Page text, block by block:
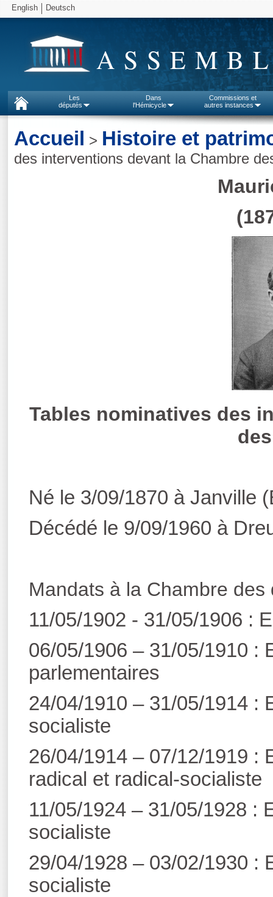
English Deutsch
Les
députés
Dans
l'Hémicycle
Commissions et
autres instances
Accueil > Histoire et
des interventions devant la Chambre
Tables nominatives des
Né le 3/09/1870 à Janville
Décédé le 9/09/1960 à
Mandats à la Chambre des
11/05/1902 - 31/05/1906 :
06/05/1906 – 31/05/1910 :
parlementaires
24/04/1910 – 31/05/1914 :
socialiste
26/04/1914 – 07/12/1919 :
radical et radical-socialiste
11/05/1924 – 31/05/1928 :
socialiste
29/04/1928 – 03/02/1930 :
socialiste